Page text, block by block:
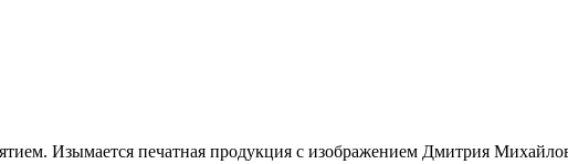
Изымается печатная продукция с изображением Дмитрия